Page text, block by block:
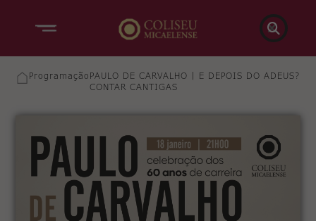

ProgramaçãoPAULO DE CARVALHO | E DEPOIS DO ADEUS?
CONTAR CANTIGAS